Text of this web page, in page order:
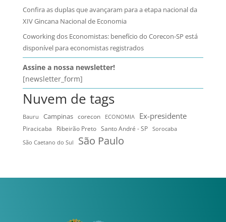
Confira as duplas que avançaram para a etapa nacional da
XIV Gincana Nacional de Economia
Coworking dos Economistas: benefício do Corecon-SP está
disponível para economistas registrados
Assine a nossa newsletter!
[newsletter_form]
Nuvem de tags
Bauru Campinas corecon ECONOMIA Ex-presidente
Piracicaba Ribeirão Preto Santo André - SP
Sorocaba
São Caetano do Sul
São Paulo